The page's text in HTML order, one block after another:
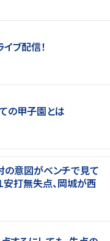
ブ配信！
の甲子園とは
の意図がベンチで見て
安打無失点、岡城が西